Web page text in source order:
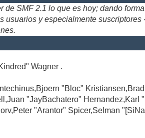
SMF 2.1 lo que es hoy; dando
y especialmente
Wagner .
"Bloc"
"JayBachatero"
"Arantor" Spicer,Selman